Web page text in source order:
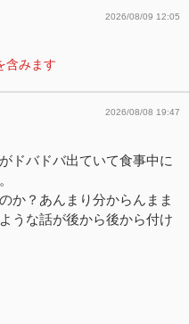
2026/08/09 12:05
含みます
2026/08/08 19:47
ドバドバ出ていて食事中に
か？あんまり分からんまま
うな話が後から後から付け